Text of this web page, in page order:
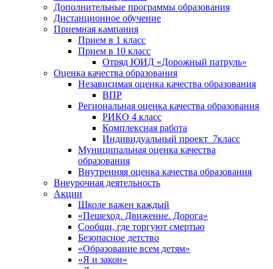
Дополнительные программы образования
Дистанционное обучение
Приемная кампания
Прием в 1 класс
Прием в 10 класс
Отряд ЮИД «Дорожный патруль»
Оценка качества образования
Независимая оценка качества образования
ВПР
Региональная оценка качества образования
РИКО 4 класс
Комплексная работа
Индивидуальный проект_7класс
Муниципальная оценка качества
образования
Внутренняя оценка качества образования
Внеурочная деятельность
Акции
Школе важен каждый
«Пешеход. Движение. Дорога»
Сообщи, где торгуют смертью
Безопасное детство
«Образование всем детям»
«Я и закон»